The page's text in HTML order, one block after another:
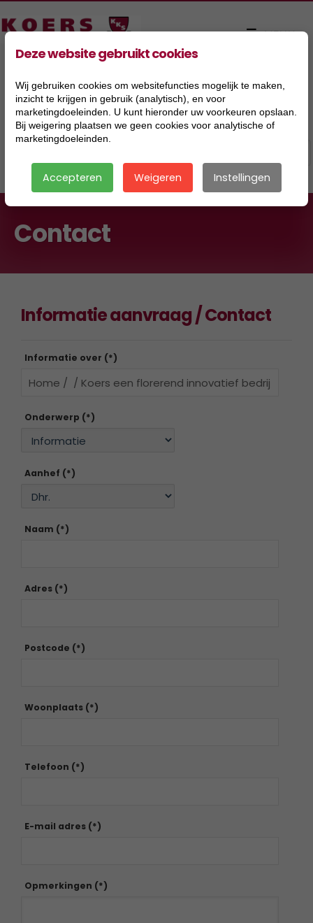
Contact
Informatie aanvraag / Contact
Informatie over (*)
Onderwerp (*)
Aanhef (*)
Naam (*)
Adres (*)
Postcode (*)
Woonplaats (*)
Telefoon (*)
E-mail adres (*)
Opmerkingen (*)
Deze website gebruikt cookies
Wij gebruiken cookies om websitefuncties mogelijk te maken,
inzicht te krijgen in gebruik (analytisch), en voor
marketingdoeleinden. U kunt hieronder uw voorkeuren opslaan.
Bij weigering plaatsen we geen cookies voor analytische of
marketingdoeleinden.
Accepteren Weigeren Instellingen